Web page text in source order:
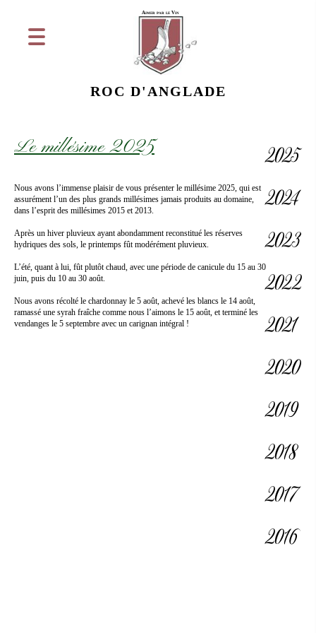
Aimer par le Vin
ROC D'ANGLADE
Le millésime 2025
Nous avons l’immense plaisir de vous présenter le millésime 2025, qui est
assurément l’un des plus grands millésimes jamais produits au domaine,
dans l’esprit des millésimes 2015 et 2013.
Après un hiver pluvieux ayant abondamment reconstitué les réserves
hydriques des sols, le printemps fût modérément pluvieux.
L’été, quant à lui, fût plutôt chaud, avec une période de canicule du 15 au 30
juin, puis du 10 au 30 août.
Nous avons récolté le chardonnay le 5 août, achevé les blancs le 14 août,
ramassé une syrah fraîche comme nous l’aimons le 15 août, et terminé les
vendanges le 5 septembre avec un carignan intégral !
2025
2024
2023
2022
2021
2020
2019
2018
2017
2016